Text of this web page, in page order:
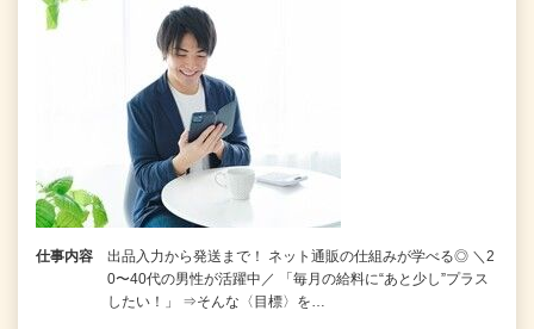
仕事内容
出品入力から発送まで！ ネット通販の仕組みが学べる◎ ＼2
0〜40代の男性が活躍中／ 「毎月の給料に“あと少し”プラス
したい！」 ⇒そんな〈目標〉を…